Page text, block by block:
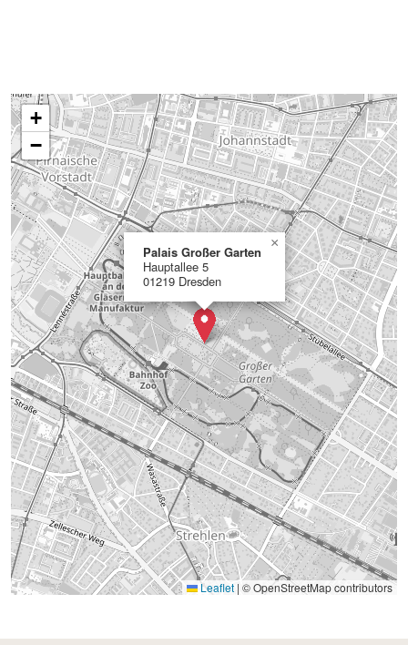
Palais Großer Garten
Hauptallee 5
01219 Dresden
×
+
−
Leaflet | © OpenStreetMap contributors